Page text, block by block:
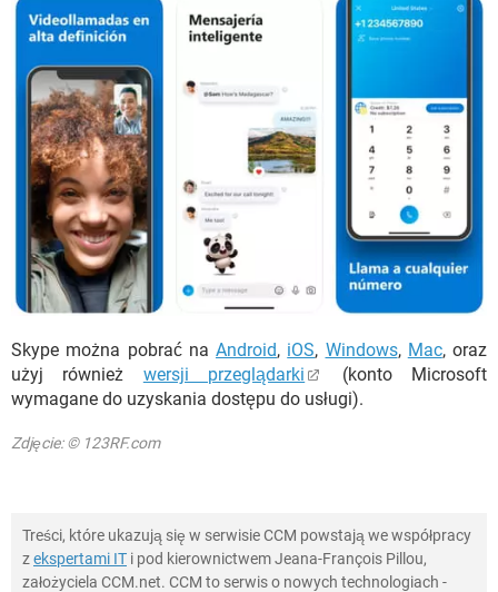
Skype można pobrać na Android, iOS, Windows, Mac, oraz
użyj również wersji przeglądarki
(konto Microsoft
wymagane do uzyskania dostępu do usługi).
Zdjęcie: © 123RF.com
Treści, które ukazują się w serwisie CCM powstają we współpracy
zekspertami IT i pod kierownictwem Jeana-François Pillou,
założyciela CCM.net. CCM to serwis o nowych technologiach -